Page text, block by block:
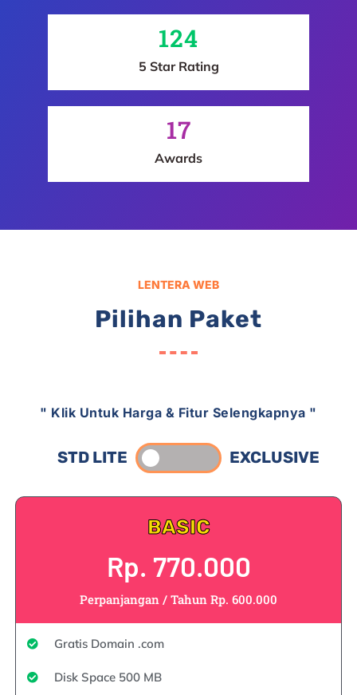
5 Star Rating
124
Awards
17
LENTERA WEB
Pilihan Paket
" Klik Untuk Harga & Fitur Selengkapnya "
STD LITE EXCLUSIVE
BASIC
Rp. 770.000
Perpanjangan / Tahun Rp. 600.000
Gratis Domain .com
Disk Space 500 MB